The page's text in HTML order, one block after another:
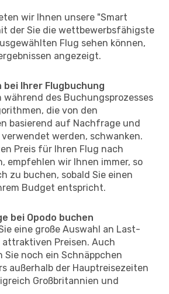
wir Ihnen unsere "Smart
der Sie die wettbewerbsfähigste
Flug sehen können,
angezeigt.
Ihrer Flugbuchung
während des Buchungsprozesses
die von den
basierend auf Nachfrage und
werden, schwanken.
Preis für Ihren Flug nach
empfehlen wir Ihnen immer, so
zu buchen, sobald Sie einen
Budget entspricht.
bei Opodo buchen
eine große Auswahl an Last-
Preisen. Auch
noch ein Schnäppchen
außerhalb der Hauptreisezeiten
Großbritannien und